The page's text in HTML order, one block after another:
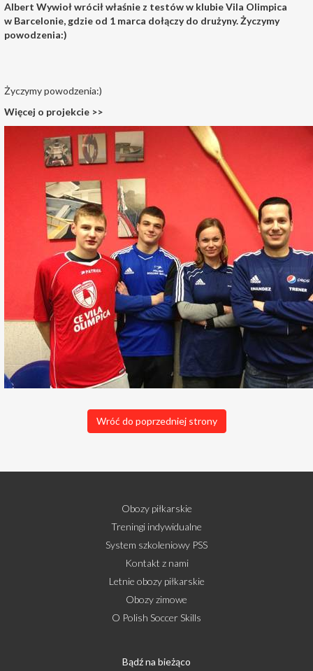
Albert Wywioł wrócił właśnie z testów w klubie Vila Olimpica
w Barcelonie, gdzie od 1 marca dołączy do drużyny. Życzymy
powodzenia:)
Życzymy powodzenia:)
Więcej o projekcie >>
Wróć do poprzedniej strony
Obozy piłkarskie
Treningi indywidualne
System szkoleniowy PSS
Kontakt z nami
Letnie obozy piłkarskie
Obozy zimowe
O Polish Soccer Skills
Bądź na bieżąco